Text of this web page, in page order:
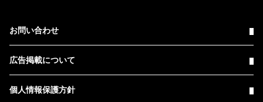
お問い合わせ
広告掲載について
個人情報保護方針